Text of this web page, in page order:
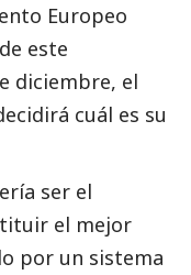
Europeo
este
diciembre, el
cuál es su
ser el
el mejor
por un sistema